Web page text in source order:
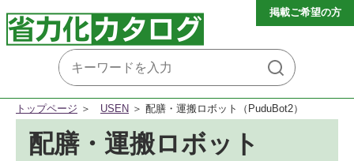
掲載ご希望の方
トップページ USEN 配膳・運搬ロボット（PuduBot2）
配膳・運搬ロボット